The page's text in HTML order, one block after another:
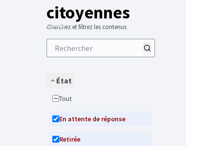
citoyennes
Cherchez et filtrez les contenus
État
Tout
En attente de réponse
Retirée